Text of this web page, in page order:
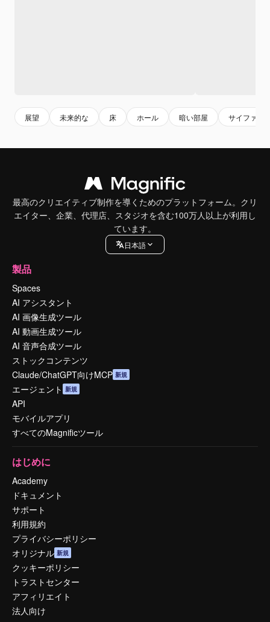
展望 未来的な 床 ホール 暗い部屋 サイファイ
最高のクリエイティブ制作を導くためのプラットフォーム。クリ
エイター、企業、代理店、スタジオを含む100万人以上が利用し
ています。
日本語
製品
Spaces
AI アシスタント
AI 画像生成ツール
AI 動画生成ツール
AI 音声合成ツール
ストックコンテンツ
Claude/ChatGPT向けMCP 新規
エージェント 新規
API
モバイルアプリ
すべてのMagnificツール
はじめに
Academy
ドキュメント
サポート
利用規約
プライバシーポリシー
オリジナル 新規
クッキーポリシー
トラストセンター
アフィリエイト
法人向け